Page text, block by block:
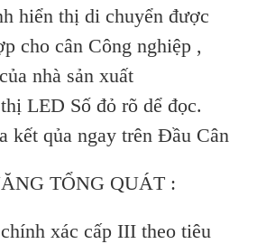
hiển thị di chuyển được
cho cân Công nghiệp ,
nhà sản xuất
LED Số đỏ rõ dể đọc.
kết qủa ngay trên Đầu Cân
TỔNG QUÁT :
xác cấp III theo tiêu